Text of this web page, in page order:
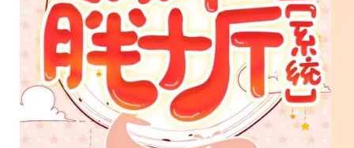
混
三
喜
｜
中
國
說